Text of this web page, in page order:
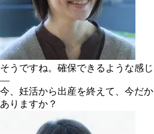
そうですね。確保できるような感じ
―
今、妊活から出産を終えて、今だ
ありますか？